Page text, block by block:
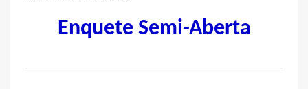
Enquete Semi-Aberta